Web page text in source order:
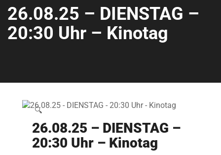
26.08.25 – DIENSTAG –
20:30 Uhr – Kinotag
🔍
26.08.25 – DIENSTAG –
20:30 Uhr – Kinotag